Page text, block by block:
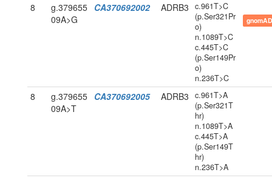
8
g.379655
09A>G
CA370692002 ADRB3
c.961T>C
(p.Ser321Pr
o)
n.1089T>C
c.445T>C
(p.Ser149Pr
o)
n.236T>C
8
g.379655
09A>T
CA370692005 ADRB3
c.961T>A
(p.Ser321T
hr)
n.1089T>A
c.445T>A
(p.Ser149T
hr)
n.236T>A